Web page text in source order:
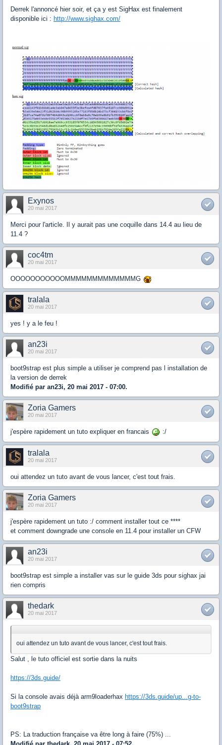
Derrek l'annoncé hier soir, et ça y est SigHax est finalement
disponible ici : http://www.sighax.com/
Exynos
20 mai 2017
Merci pour l'article. Il y aurait pas une coquille dans 14.4 au lieu de
11.4 ?
coc4tm
20 mai 2017
OOOOOOOOOOOMMMMMMMMMMMMMG
tralala
20 mai 2017
yes ! y a le feu !
an23i
20 mai 2017
boot9strap est plus simple a utiliser je comprend pas l installation de
la version de derrek
Modifié par an23i, 20 mai 2017 - 07:00.
Zoria Gamers
20 mai 2017
j'espère rapidement un tuto expliquer en francais :/
tralala
20 mai 2017
oui attendez un tuto avant de vous lancer, c'est tout frais.
Zoria Gamers
20 mai 2017
j'espère rapidement un tuto :/ comment installer tout ce ****
et comment downgrade une console en 11.4 pour installer un CFW
an23i
20 mai 2017
boot9strap est simple a installer vas sur le guide 3ds pour sighax jai
rien compris
thedark
20 mai 2017
oui attendez un tuto avant de vous lancer, c'est tout frais.
Salut , le tuto officiel est sortie dans la nuits
https://3ds.guide/
Si la console avais déjà arm9loaderhax https://3ds.guide/up...g-to-
boot9strap
PS: La traduction française va être long à faire (75%) ...